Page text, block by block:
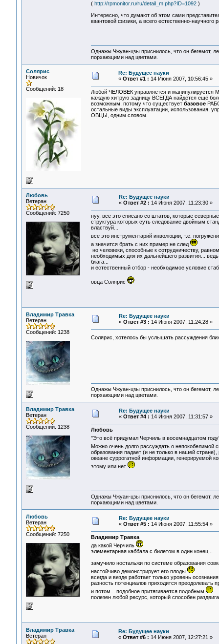
( http://rpmonitor.ru/ru/detail_m.php?ID=1092)
Интересно, что думают об этом сами
квантовой физики, а всего естественно-
Однажы Чжуан-цзы приснилось, что он бегемот,
порхающими над цветами.
Солярис
Новичок
Сообщений: 18
Re: Будущее науки
« Ответ #1 : 14 Июня 2007, 10:56:45 »
Любой ЧЕЛОВЕК управляется и
каждую хитрую задницу ВСЕГДА найдётся ещё
возможным, потому что существует базовое
остальные виды эксплуатации, использования,
ОВЦЫ, одним словом.
Любовь
Ветеран
Сообщений: 7250
Re: Будущее науки
« Ответ #2 : 14 Июня 2007, 11:23:30 »
нуу, все это списано со штатов, которые
структура которых суть следование двойным
властвуй...
все это инструментарий инволюции, т.е.
а значится брать с них пример не след
но человеки, способные к сотрудничеству,
необходимых для их дальнейшего развития...
блага...
и естественный отбор - необходимое условие
овца Солярис
Владимир Травка
Ветеран
Сообщений: 1238
Re: Будущее науки
« Ответ #3 : 14 Июня 2007, 11:24:28 »
Солярис, хотелось бы услышать рассуждения
Однажы Чжуан-цзы приснилось, что он бегемот,
порхающими над цветами.
Владимир Травка
Ветеран
Сообщений: 1238
Re: Будущее науки
« Ответ #4 : 14 Июня 2007, 11:31:57 »
Любовь
"Это всё придумал Черчиль в восемнадцатом
Можно очень долго рассуждать о непокобелимой
образования падает (и не только в нашей
океане суррогатной информации, генерируемой
этому или нет
Однажы Чжуан-цзы приснилось, что он бегемот,
порхающими над цветами.
Любовь
Ветеран
Сообщений: 7250
Re: Будущее науки
« Ответ #5 : 14 Июня 2007, 11:55:54 »
Владимир Травка
да какой Черчиль
элементарная каббала с билетом в один конец...
замучило ностальжи по системе образования
настойчиво демонстрирует его плоды
всегда и везде работает только уровень
разность потенциалов приходится преодолевать
и потом... подобное притягивается подобным
полезен любой ресурс, который способен
Владимир Травка
Ветеран
Re: Будущее науки
« Ответ #6 : 14 Июня 2007, 12:27:21 »